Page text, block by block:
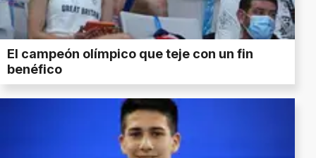
El campeón olímpico que teje con un fin
benéfico